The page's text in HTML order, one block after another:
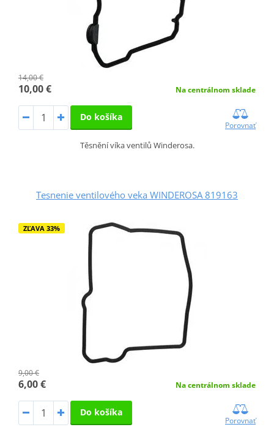
14,00 €
10,00 € Na centrálnom sklade
Do košíka
Porovnať
Těsnění víka ventilů Winderosa.
Tesnenie ventilového veka WINDEROSA 819163
ZĽAVA 33%
9,00 €
6,00 € Na centrálnom sklade
Do košíka
Porovnať